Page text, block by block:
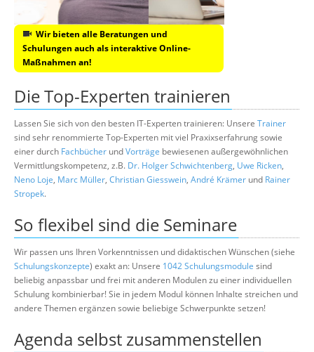
Wir bieten alle Beratungen und
Schulungen auch als interaktive Online-
Maßnahmen an!
Die Top-Experten trainieren
Lassen Sie sich von den besten IT-Experten trainieren: Unsere Trainer
sind sehr renommierte Top-Experten mit viel Praxixserfahrung sowie
einer durch Fachbücher undVorträge bewiesenen außergewöhnlichen
Vermittlungskompetenz, z.B. Dr. Holger Schwichtenberg, Uwe Ricken,
Neno Loje, Marc Müller, Christian Giesswein, André Krämer und Rainer
Stropek.
So flexibel sind die Seminare
Wir passen uns Ihren Vorkenntnissen und didaktischen Wünschen (siehe
Schulungskonzepte) exakt an: Unsere 1042 Schulungsmodule sind
beliebig anpassbar und frei mit anderen Modulen zu einer individuellen
Schulung kombinierbar! Sie in jedem Modul können Inhalte streichen und
andere Themen ergänzen sowie beliebige Schwerpunkte setzen!
Agenda selbst zusammenstellen